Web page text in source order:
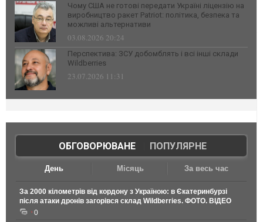
Чому США не готові передати Україні ліцензію на
виробництво ракет Patriot: політика, безпека та
можливі альтернативи
03.08.2026 20:24
Перспектива: ЗСУ добомблять і всі інші склади
Wildberries
23.07.2026 11:31
ОБГОВОРЮВАНЕ| ПОПУЛЯРНЕ
День Місяць За весь час
За 2000 кілометрів від кордону з Україною: в Єкатеринбурзі
після атаки дронів загорівся склад Wildberries. ФОТО. ВІДЕО
0